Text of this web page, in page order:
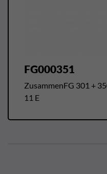
FG000351
ZusammenFG 301 +
11 E